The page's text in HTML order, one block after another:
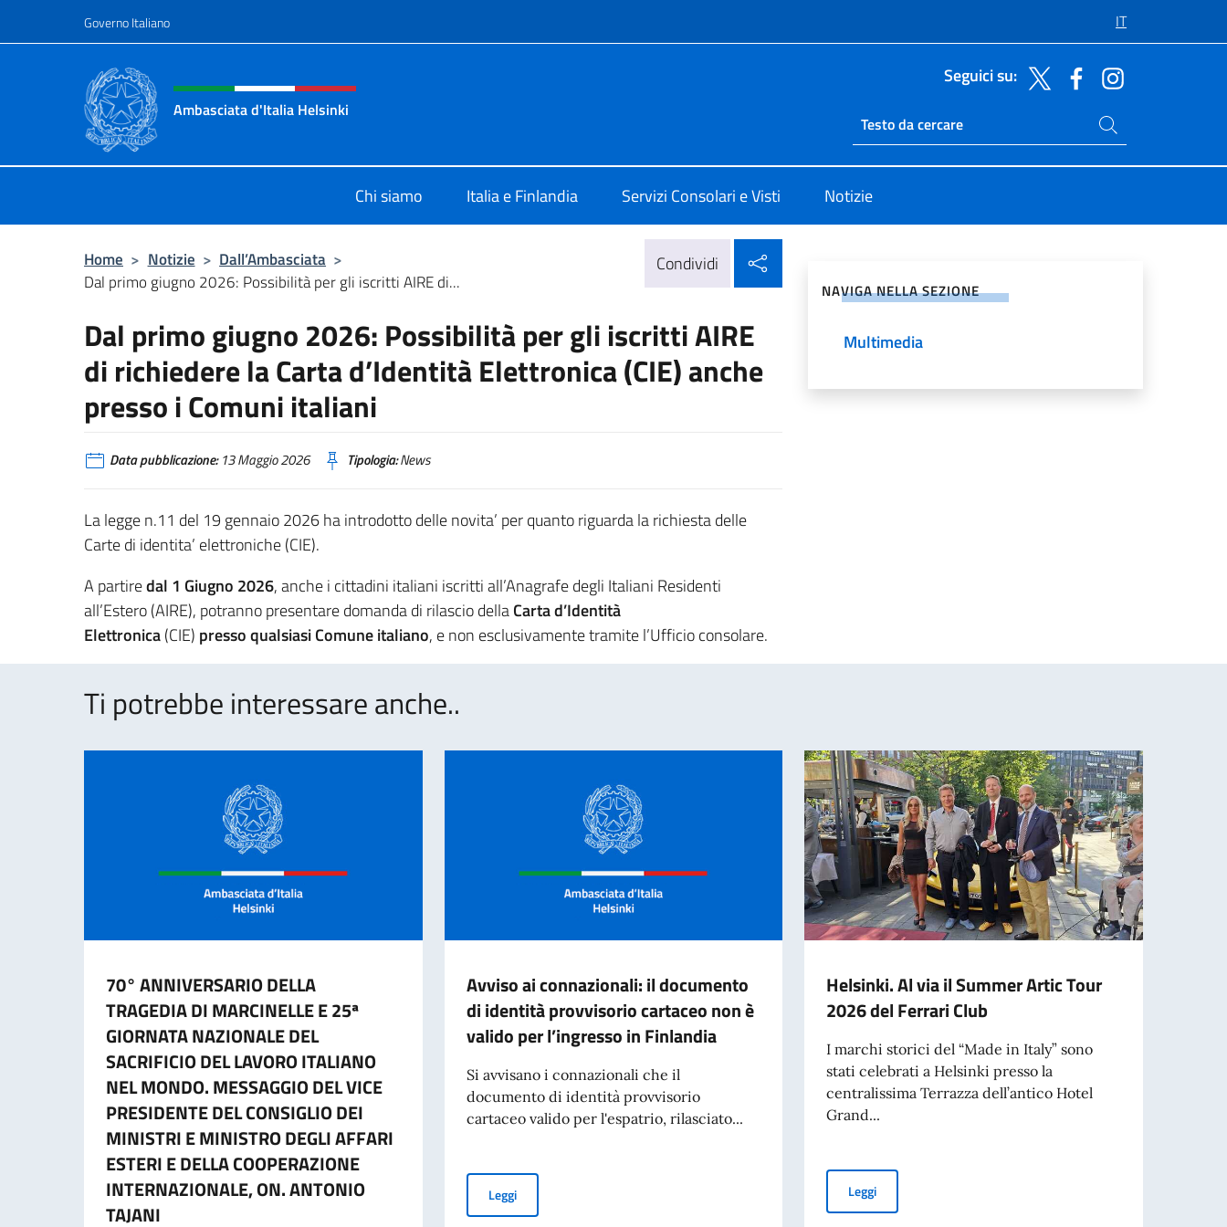
Governo Italiano IT
Intestazione sito, social e menù
Ambasciata d'Italia Helsinki
Seguici su:
Ricerca sito live
Cerca nel sito
Chi siamo Italia e Finlandia Servizi Consolari e Visti Notizie
Home > Notizie > Dall’Ambasciata >
Dal primo giugno 2026: Possibilità per gli iscritti AIRE di...
Condividi
Dal primo giugno 2026: Possibilità per gli iscritti AIRE
di richiedere la Carta d’Identità Elettronica (CIE) anche
presso i Comuni italiani
Data pubblicazione:13 Maggio 2026 Tipologia:News
La legge n.11 del 19 gennaio 2026 ha introdotto delle novita’ per quanto riguarda la richiesta delle
Carte di identita’ elettroniche (CIE).
A partiredal 1 Giugno 2026, anche i cittadini italiani iscritti all’Anagrafe degli Italiani Residenti
all’Estero (AIRE), potranno presentare domanda di rilascio dellaCarta d’Identità
Elettronica(CIE) presso qualsiasi Comuneitaliano, e non esclusivamente tramite l’Ufficio consolare.
NAVIGA NELLA SEZIONE
Multimedia
Ti potrebbe interessare anche..
70° ANNIVERSARIO DELLA
TRAGEDIA DI MARCINELLE E 25ª
GIORNATA NAZIONALE DEL
SACRIFICIO DEL LAVORO ITALIANO
NEL MONDO. MESSAGGIO DEL VICE
PRESIDENTE DEL CONSIGLIO DEI
MINISTRI E MINISTRO DEGLI AFFARI
ESTERI E DELLA COOPERAZIONE
INTERNAZIONALE, ON. ANTONIO
TAJANI
Avviso ai connazionali: il documento
di identità provvisorio cartaceo non è
valido per l’ingresso in Finlandia
Si avvisano i connazionali che il
documento di identità provvisorio
cartaceo valido per l'espatrio, rilasciato...
LeggiAvviso ai connazionali: il documento di identità provvisorio cartaceo non è valido per l’ingresso in Finlandia
Helsinki. Al via il Summer Artic Tour
2026 del Ferrari Club
I marchi storici del “Made in Italy” sono
stati celebrati a Helsinki presso la
centralissima Terrazza dell’antico Hotel
Grand...
LeggiHelsinki. Al via il Summer Artic Tour 2026 del Ferrari Club